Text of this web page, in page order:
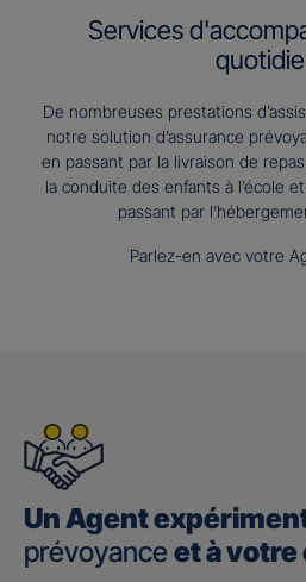
Services
De nombreuses prestations
notre solution d’assurance
en passant par la livraison de
la conduite des enfants à l’école
passant par
Parlez-en avec votre
Un Agent
prévoyance et à